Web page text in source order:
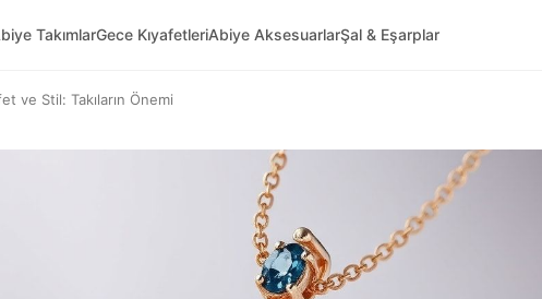
TakımlarGece KıyafetleriAbiye AksesuarlarŞal & Eşarplar
ve Stil: Takıların Önemi